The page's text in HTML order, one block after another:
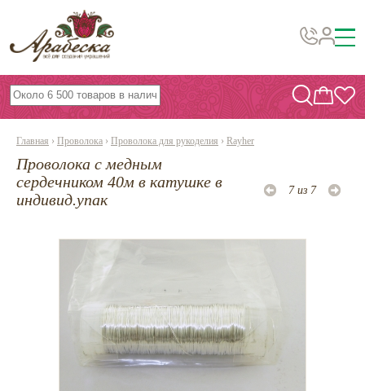
Бусины, подвески, декор
Бисер
Фурнитура
Проволока
Инструменты и материалы
Эпоксидная смола
Шнуры, ленты, нитки
По темам и сезонам
Бисер TOHO
Главная › Проволока › Проволока для рукоделия › Rayher
Проволока с медным
сердечником 40м в катушке в
индивид.упак
7 из 7